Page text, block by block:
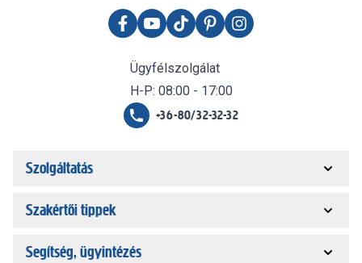
Ügyfélszolgálat
H-P: 08:00 - 17:00
+36-80/32-32-32
Szolgáltatás
Szakértői tippek
Segítség, ügyintézés